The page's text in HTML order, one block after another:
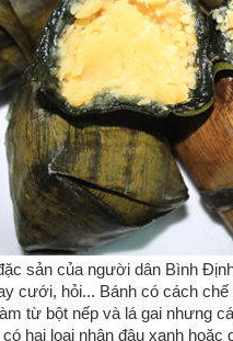
sản của người dân Bình
cưới, hỏi... Bánh có cách
từ bột nếp và lá gai nhưng
hai loại nhân đậu xanh hoặc